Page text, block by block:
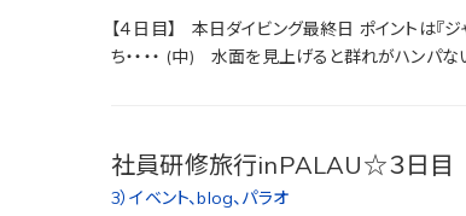
【４日目】 本日ダイビング最終日 ポイントは
ち・・・・ (中) 水面を見上げると群れがハン
社員研修旅行inPALAU☆３日目
3）イベント、blog、パラオ